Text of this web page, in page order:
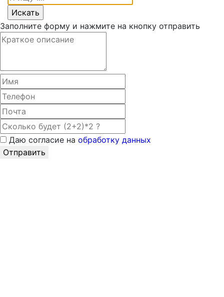
Заполните форму и нажмите на кнопку отправить
Даю согласие на обработку данных
Отправить